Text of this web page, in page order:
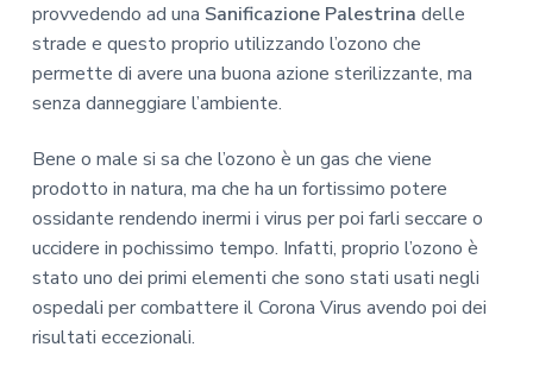
provvedendo ad una Sanificazione Palestrina delle
strade e questo proprio utilizzando l’ozono che
permette di avere una buona azione sterilizzante, ma
senza danneggiare l’ambiente.
Bene o male si sa che l’ozono è un gas che viene
prodotto in natura, ma che ha un fortissimo potere
ossidante rendendo inermi i virus per poi farli seccare o
uccidere in pochissimo tempo. Infatti, proprio l’ozono è
stato uno dei primi elementi che sono stati usati negli
ospedali per combattere il Corona Virus avendo poi dei
risultati eccezionali.